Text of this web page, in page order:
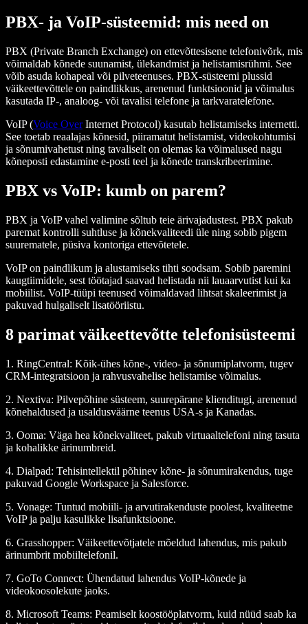
PBX- ja VoIP-süsteemid: mis need on
PBX (Private Branch Exchange) on ettevõttesisene telefonivõrk, mis
võimaldab kõnede suunamist, ülekandmist ja helistamisrühmi. See
võib asuda kohapeal või pilveteenuses. PBX-süsteemi plussid
väikeettevõttele on paindlikkus, arenenud funktsioonid ja võimalus
kasutada IP-, analoog- või tavalisi telefone ja tarkvaratelefone.
VoIP (Voice OverInternet Protocol) kasutab helistamiseks internetti.
See toetab reaalajas kõnesid, piiramatut helistamist, videokohtumisi
ja sõnumivahetust ning tavaliselt on olemas ka võimalused nagu
kõneposti edastamine e‑posti teel ja kõnede transkribeerimine.
PBX vs VoIP: kumb on parem?
PBX ja VoIP vahel valimine sõltub teie ärivajadustest. PBX pakub
paremat kontrolli suhtluse ja kõnekvaliteedi üle ning sobib pigem
suurematele, püsiva kontoriga ettevõtetele.
VoIP on paindlikum ja alustamiseks tihti soodsam. Sobib paremini
kaugtiimidele, sest töötajad saavad helistada nii lauaarvutist kui ka
mobiilist. VoIP-tüüpi teenused võimaldavad lihtsat skaleerimist ja
pakuvad hulgaliselt lisatööriistu.
8 parimat väikeettevõtte telefonisüsteemi
1. RingCentral: Kõik-ühes kõne-, video- ja sõnumiplatvorm, tugev
CRM-integratsioon ja rahvusvahelise helistamise võimalus.
2. Nextiva: Pilvepõhine süsteem, suurepärane klienditugi, arenenud
kõnehaldused ja usaldusväärne teenus USA-s ja Kanadas.
3. Ooma: Väga hea kõnekvaliteet, pakub virtuaaltelefoni ning tasuta
ja kohalikke ärinumbreid.
4. Dialpad: Tehisintellektil põhinev kõne- ja sõnumirakendus, tuge
pakuvad Google Workspace ja Salesforce.
5. Vonage: Tuntud mobiili- ja arvutirakenduste poolest, kvaliteetne
VoIP ja palju kasulikke lisafunktsioone.
6. Grasshopper: Väikeettevõtjatele mõeldud lahendus, mis pakub
ärinumbrit mobiiltelefonil.
7. GoTo Connect: Ühendatud lahendus VoIP-kõnede ja
videokoosolekute jaoks.
8. Microsoft Teams: Peamiselt koostööplatvorm, kuid nüüd saab ka